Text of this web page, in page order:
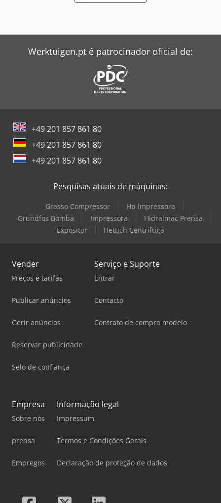
Werktuigen.pt é patrocinador oficial de:
+49 201 857 861 80
+49 201 857 861 80
+49 201 857 861 80
Pesquisas atuais de máquinas:
Grasso Compressor
Hp Impressora
Grundfos Bomba
Impressora
Hidralmac Prensa
Expositor
Hettich Centrífuga
Vender
Preços e tarifas
Publicar anúncios
Gerir anúncios
Reservar publicidade
Selo de confiança
Serviço e Suporte
Entrar
Contacto
Contrato de compra modelo
Empresa
Sobre nós
prensa
Empregos
Informação legal
Impressum
Termos e Condições Gerais
Declaração de proteção de dados